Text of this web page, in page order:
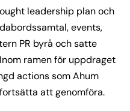
leadership plan och
events,
PR byrå och satte
ramen för uppdraget
actions som Ahum
att genomföra.